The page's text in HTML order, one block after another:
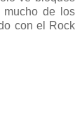
mucho de los
con el Rock